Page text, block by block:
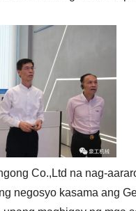
Co.,Ltd na nag-
negosyo kasama ang